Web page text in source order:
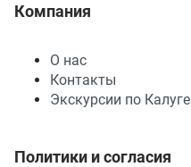
Компания
О нас
Контакты
Экскурсии по Калуге
Политики и согласия